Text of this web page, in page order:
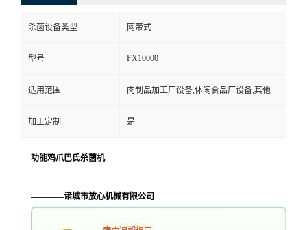
杀菌设备类型 网带式
型号 FX10000
适用范围 肉制品加工厂设备,休闲食品厂设备,其他
加工定制 是
功能鸡爪巴氏杀菌机
————诸城市放心机械有限公司